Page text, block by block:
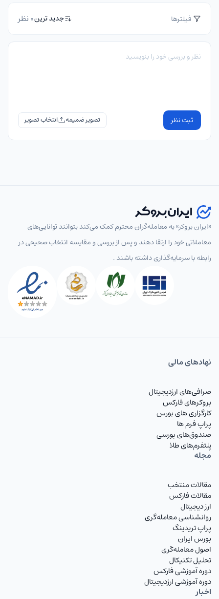
فیلترها جدید ترین0 نظر
ثبت نظر تصویر ضمیمه
«ایران بروکر» به معامله‌گران محترم کمک می‌کند بتوانند توانایی‌های
معاملاتی خود را ارتقا دهند و پس از بررسی و مقایسه انتخاب‌ صحیحی در
رابطه با سرمایه‌گذاری داشته باشند .
نهاد‌های مالی
صرافی‌های ارزدیجیتال
بروکرهای فارکس
کارگزاری های بورس
پراپ فرم ها
صندوق‌های بورسی
پلتفرم‌های طلا
مجله
مقالات منتخب
مقالات فارکس
ارز دیجیتال
روانشناسی معامله‌گری
پراپ تریدینگ
بورس ایران
اصول معامله‌گری
تحلیل تکنیکال
دوره آموزشی فارکس
دوره آموزشی ارزدیجیتال
اخبار